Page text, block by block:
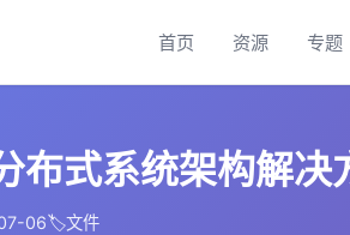
首页 资源 专题
布式系统架构解
06🏷️文件